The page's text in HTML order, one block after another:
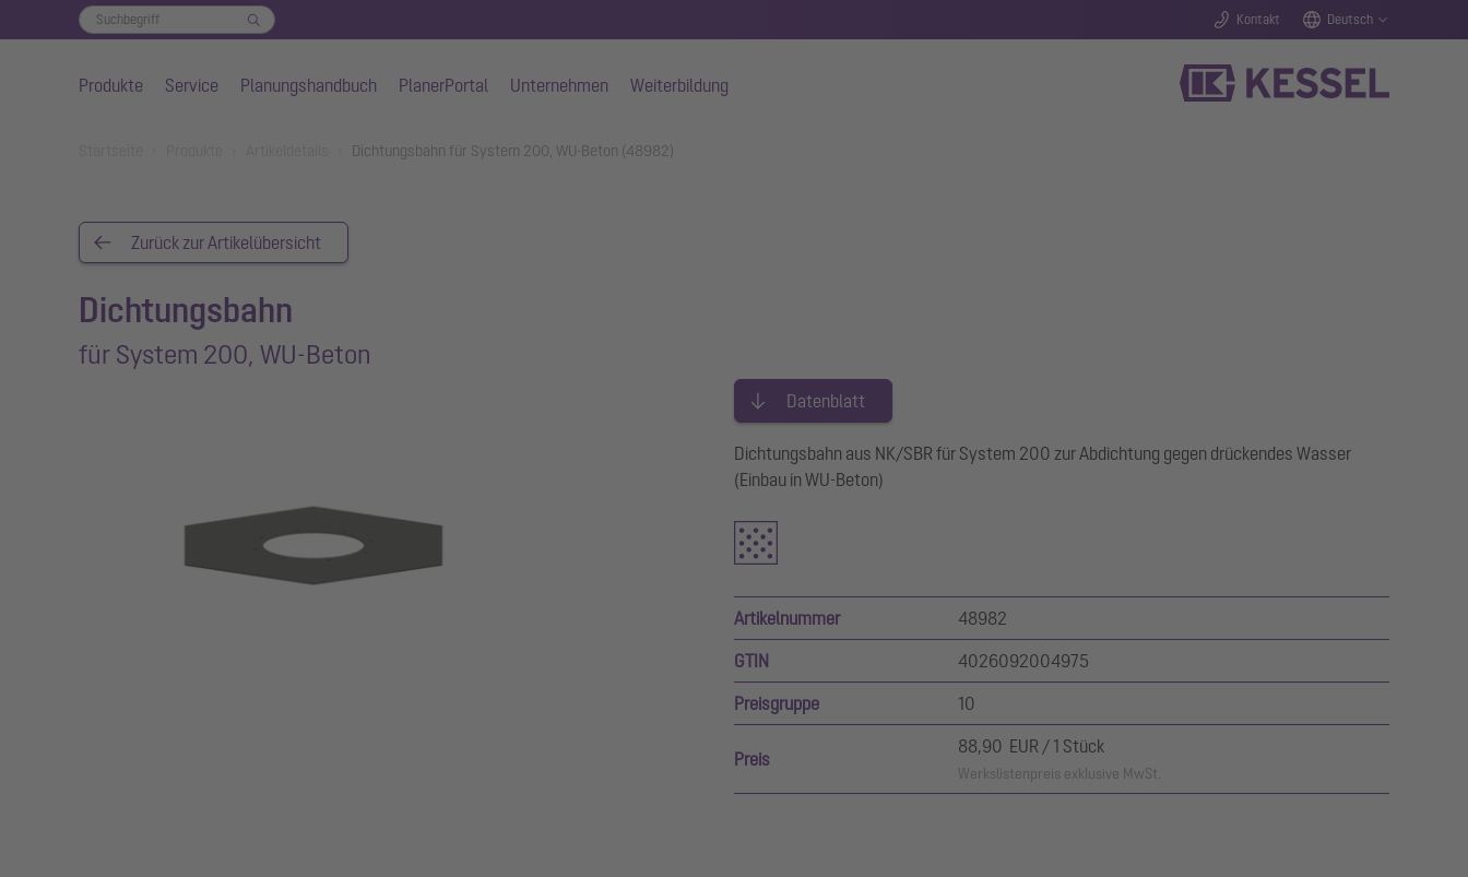
Kontakt Deutsch
Produkte Service Planungshandbuch PlanerPortal Unternehmen Weiterbildung
Dichtungsbahn für System 200, WU-Beton (48982)
Zurück zur Artikelübersicht
Dichtungsbahn
für System 200, WU-Beton
Datenblatt
Dichtungsbahn aus NK/SBR für System 200 zur Abdichtung gegen drückendes Wasser
(Einbau in WU-Beton)
Artikelnummer 48982
GTIN 4026092004975
Preisgruppe 10
Preis
88,90 EUR / 1 Stück
Werkslistenpreis exklusive MwSt.